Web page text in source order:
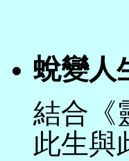
蛻變人
結合《
此生與